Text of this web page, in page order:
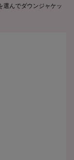
選んでダウンジャケッ